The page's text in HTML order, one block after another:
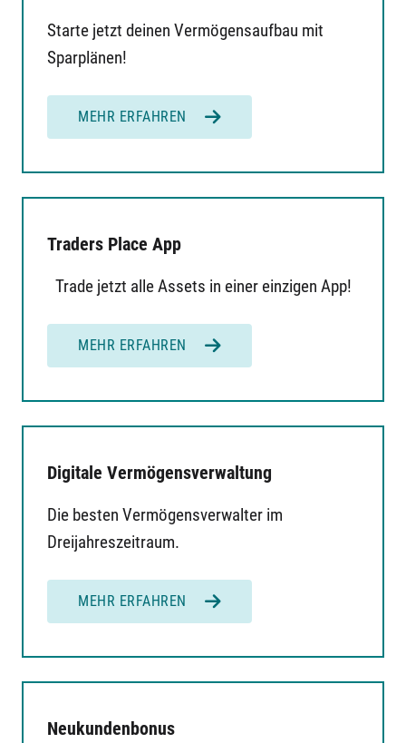
Starte jetzt deinen Vermögensaufbau mit
Sparplänen!
MEHR ERFAHREN
Traders Place App
Trade jetzt alle Assets in einer einzigen App!
MEHR ERFAHREN
Digitale Vermögensverwaltung
Die besten Vermögensverwalter im
Dreijahreszeitraum.
MEHR ERFAHREN
Neukundenbonus